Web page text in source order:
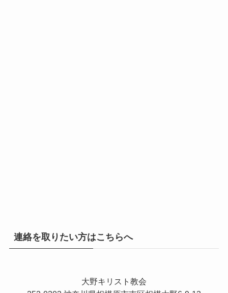
連絡を取りたい方はこちらへ
大野キリスト教会